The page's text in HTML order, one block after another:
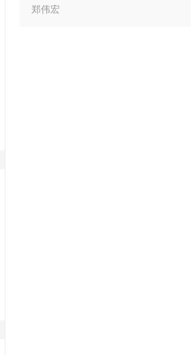
郑伟宏